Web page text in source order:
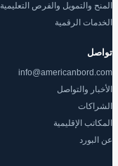
المنح والتمويل والفرص التعليمية
الخدمات الرقمية
تواصل
info@americanbord.com
الأخبار والتواصل
الشراكات
المكاتب الإقليمية
عن البورد